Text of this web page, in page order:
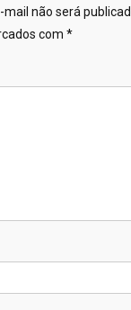
não será
com *